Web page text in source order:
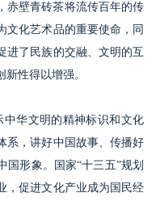
赤壁青砖茶将流传百年的传
文化艺术品的重要使命，同
进了民族的交融、文明的互
性得以增强。
中华文明的精神标识和文化
系，讲好中国故事、传播好
国形象。国家“十三五”规划
，促进文化产业成为国民经